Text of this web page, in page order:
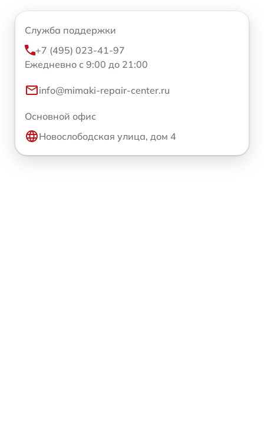
Служба поддержки
+7 (495) 023-41-97
Ежедневно с 9:00 до 21:00
info@mimaki-repair-center.ru
Основной офис
Новослободская улица, дом 4